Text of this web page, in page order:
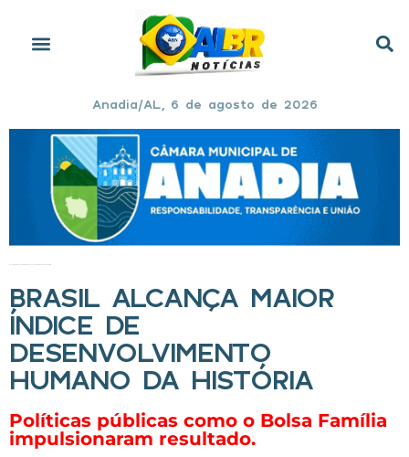
Anadia/AL, 6 de agosto de 2026
BRASIL ALCANÇA MAIOR
ÍNDICE DE
DESENVOLVIMENTO
HUMANO DA HISTÓRIA
Políticas públicas como o Bolsa Família
impulsionaram resultado.